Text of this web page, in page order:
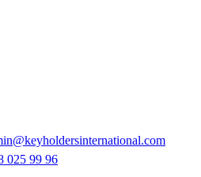
025 99 96